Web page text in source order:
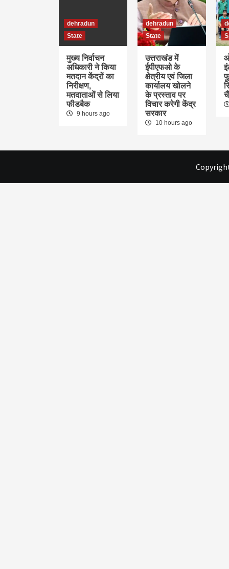
dehradun
State
मुख्य निर्वाचन
अधिकारी ने किया
मतदान केंद्रों का
निरीक्षण,
मतदाताओं से लिया
फीडबैक
9 hours ago
dehradun
State
उत्तराखंड में
ईपीएफओ के
क्षेत्रीय एवं जिला
कार्यालय खोलने
के प्रस्ताव पर
विचार करेगी केंद्र
सरकार
10 hours ago